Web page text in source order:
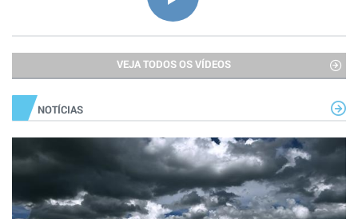
VEJA TODOS OS VÍDEOS
NOTÍCIAS